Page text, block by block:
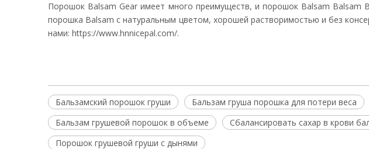
Порошок Balsam Gear имеет много преимуществ, и порошок Balsam Balsam
порошка Balsam с натуральным цветом, хорошей растворимостью и без
нами: https://www.hnnicepal.com/.
Бальзамский порошок груши Бальзам груша порошка для потери веса
Бальзам грушевой порошок в объеме
Сбалансировать сахар в крови
Порошок грушевой груши с дынями